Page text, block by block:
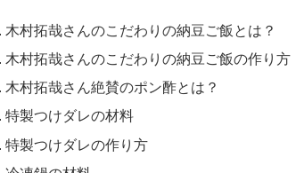
木村拓哉さんのこだわりの納豆ご飯とは？
木村拓哉さんのこだわりの納豆ご飯の作り方
木村拓哉さん絶賛のポン酢とは？
特製つけダレの材料
特製つけダレの作り方